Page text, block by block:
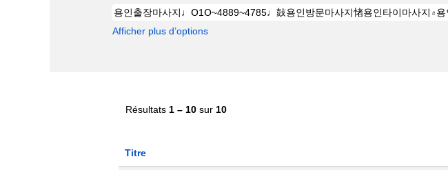
Afficher plus d’options
Résultats 1 – 10 sur 10
Titre